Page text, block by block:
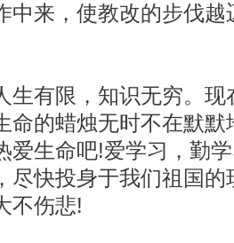
中来，使教改的步伐
有限，知识无穷。现
命的蜡烛无时不在默
爱生命吧!爱学习，勤
尽快投身于我们祖国
不伤悲!